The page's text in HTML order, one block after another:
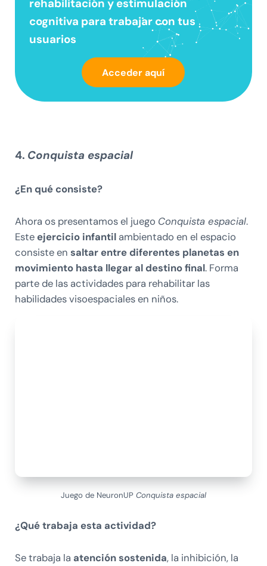
rehabilitación y estimulación
cognitiva para trabajar con tus
usuarios
Acceder aquí
4. Conquista espacial
¿En qué consiste?
Ahora os presentamos el juego Conquista espacial.
Este ejercicio infantilambientado en el espacio
consiste en saltar entre diferentes planetas en
movimiento hasta llegar al destino final. Forma
parte de las actividades para rehabilitar las
habilidades visoespaciales en niños.
Juego de NeuronUP Conquista espacial
¿Qué trabaja esta actividad?
Se trabaja la atención sostenida, la inhibición, la